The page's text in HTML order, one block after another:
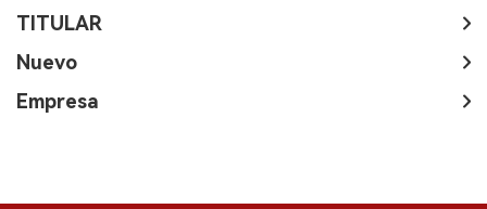
TITULAR
Nuevo
Empresa